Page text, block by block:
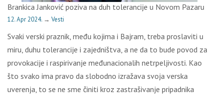
Brankica Janković poziva na duh tolerancije u Novom Pazaru
12. Apr 2024. → Vesti
Svaki verski praznik, među kojima i Bajram, treba proslaviti u
miru, duhu tolerancije i zajedništva, a ne da to bude povod za
provokacije i raspirivanje međunacionalih netrpeljivosti. Kao
što svako ima pravo da slobodno izražava svoja verska
uverenja, to se ne sme činiti kroz zastrašivanje pripadnika